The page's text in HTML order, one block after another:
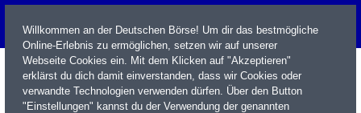
Willkommen an der Deutschen Börse! Um dir das bestmögliche
Online-Erlebnis zu ermöglichen, setzen wir auf unserer
Webseite Cookies ein. Mit dem Klicken auf "Akzeptieren"
erklärst du dich damit einverstanden, dass wir Cookies oder
verwandte Technologien verwenden dürfen. Über den Button
"Einstellungen" kannst du der Verwendung der genannten